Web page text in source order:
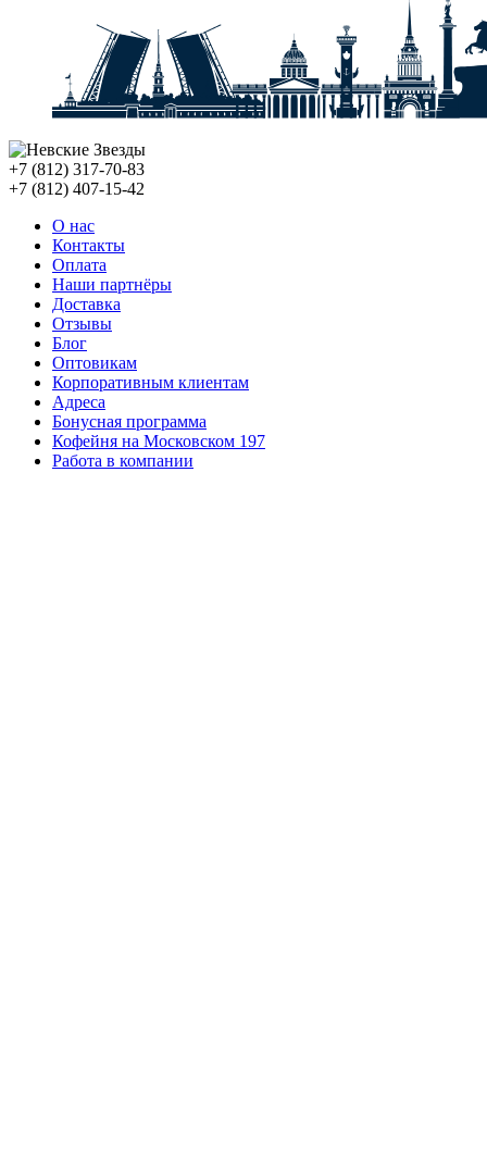
+7 (812) 317-70-83
+7 (812) 407-15-42
О нас
Контакты
Оплата
Наши партнёры
Доставка
Отзывы
Блог
Оптовикам
Корпоративным клиентам
Адреса
Бонусная программа
Кофейня на Московском 197
Работа в компании